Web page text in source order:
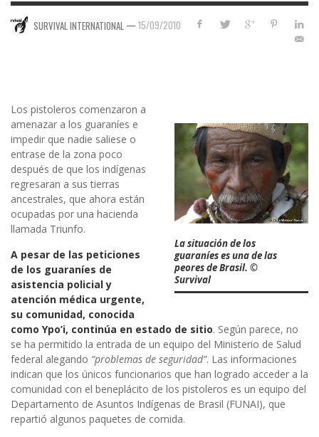
SURVIVAL INTERNATIONAL — 15/09/2010
La situación de los
guaraníes es una de las
peores de Brasil. ©
Survival
Los pistoleros comenzaron a
amenazar a los guaraníes e
impedir que nadie saliese o
entrase de la zona poco
después de que los indígenas
regresaran a sus tierras
ancestrales, que ahora están
ocupadas por una hacienda
llamada Triunfo.
A pesar de las peticiones
de los guaraníes de
asistencia policial y
atención médica urgente,
su comunidad, conocida
como Ypo’i, continúa en estado de sitio. Según parece, no
se ha permitido la entrada de un equipo del Ministerio de Salud
federal alegando “problemas de seguridad”. Las informaciones
indican que los únicos funcionarios que han logrado acceder a la
comunidad con el beneplácito de los pistoleros es un equipo del
Departamento de Asuntos Indígenas de Brasil (FUNAI), que
repartió algunos paquetes de comida.